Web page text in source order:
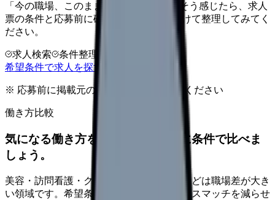
「今の職場、このままでいいのかな...」そう感じたら、求人
票の条件と応募前に確認したい不安を分けて整理してみてく
ださい。
求人検索 条件整理
希望条件で求人を探す
※ 応募前に掲載元の最新情報を確認してください
働き方比較
気になる働き方を、求人を見る前に条件で比べま
しょう。
美容・訪問看護・クリニック・夜勤なしなどは職場差が大き
い領域です。希望条件を先に整理するとミスマッチを減らせ